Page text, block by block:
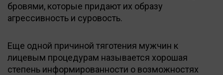
бровями, которые придают их образу
агрессивность и суровость.
Еще одной причиной тяготения мужчин к
лицевым процедурам называется хорошая
степень информированности о возможностях